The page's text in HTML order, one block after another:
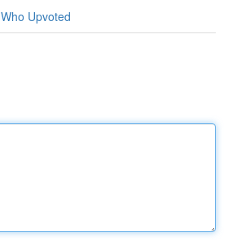
Who Upvoted